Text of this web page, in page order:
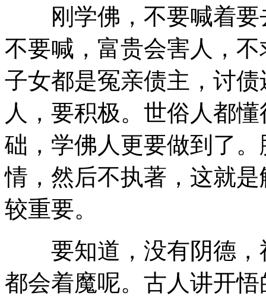
刚学佛，不要喊着要
不要喊，富贵会害人，
子女都是冤亲债主，讨
人，要积极。世俗人都
础，学佛人更要做到了
情，然后不执著，这就
较重要。
要知道，没有阴德，
都会着魔呢。古人讲开